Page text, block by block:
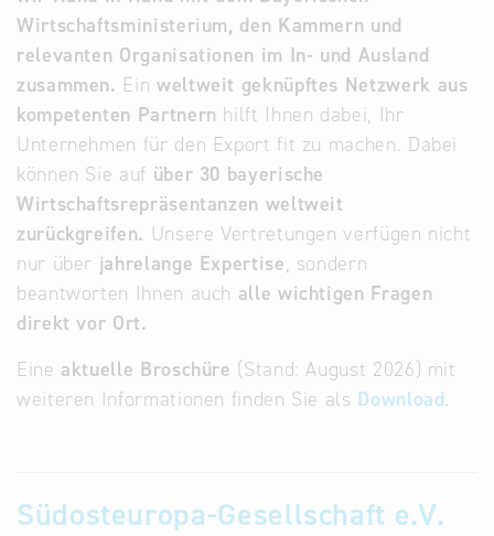
Stellenangebote
Anfahrt
Treffen Sie uns am
Infostand
Newsletter
Wirtschaftsministerium, den Kammern und
relevanten Organisationen im In- und Ausland
zusammen. Ein weltweit geknüpftes Netzwerk aus
kompetenten Partnern hilft Ihnen dabei, Ihr
Unternehmen für den Export fit zu machen. Dabei
können Sie auf über 30 bayerische
Wirtschaftsrepräsentanzen weltweit
zurückgreifen. Unsere Vertretungen verfügen nicht
nur über jahrelange Expertise, sondern
beantworten Ihnen auch alle wichtigen Fragen
direkt vor Ort.
Eine aktuelle Broschüre (Stand: August 2026) mit
weiteren Informationen finden Sie als Download.
Südosteuropa-Gesellschaft e.V.